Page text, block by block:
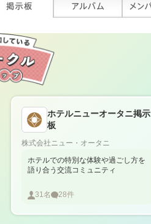
ホテルニューオータニ掲示
板
株式会社ニュー・オータニ
ホテルでの特別な体験や過ごし方を
語り合う交流コミュニティ
31名 28件